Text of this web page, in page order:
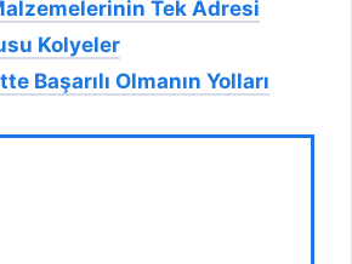
Tek Adresi
Kolyeler
Başarılı Olmanın Yolları